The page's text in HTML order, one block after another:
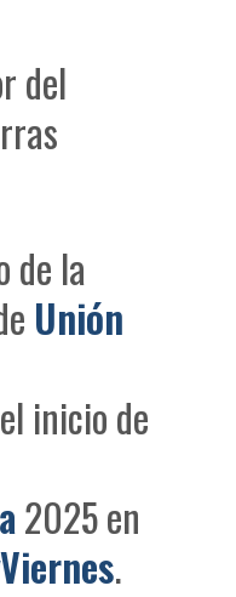
del
de la
Unión
inicio de
2025 en
.